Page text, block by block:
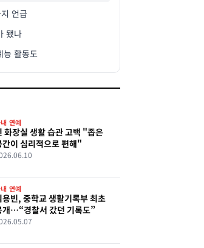
언급
됐나
능 활동도
연예
화장실 생활 습관 고백 "좁은
간이 심리적으로 편해"
연예
용빈, 중학교 생활기록부 최초
개…“경찰서 갔던 기록도”